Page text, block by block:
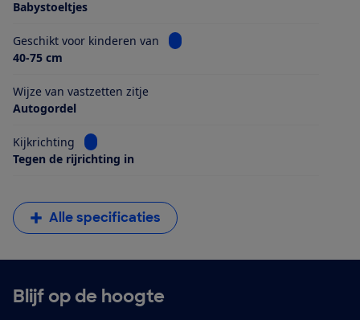
Babystoeltjes
Geschikt voor kinderen van
Bekijk informatie voor Geschikt
40-75 cm
Wijze van vastzetten zitje
Autogordel
Kijkrichting
Bekijk informatie voor Kijkrichting
Tegen de rijrichting in
Alle specificaties
Blijf op de hoogte